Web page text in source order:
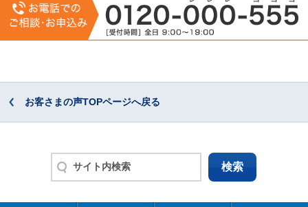
お客さまの声TOPページへ戻る